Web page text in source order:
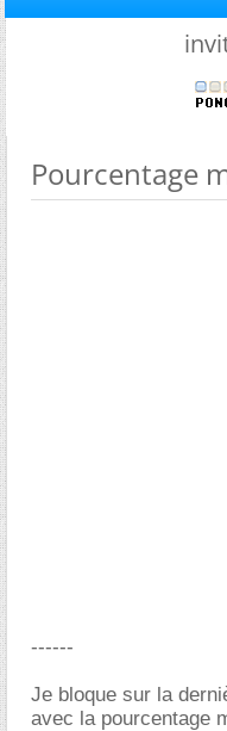
Pourcentage
------
Je bloque sur la
avec la pourcentage